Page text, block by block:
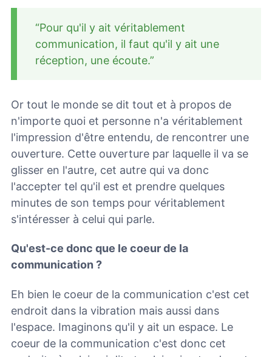
“Pour qu'il y ait véritablement
communication, il faut qu'il y ait une
réception, une écoute.”
Or tout le monde se dit tout et à propos de
n'importe quoi et personne n'a véritablement
l'impression d'être entendu, de rencontrer une
ouverture. Cette ouverture par laquelle il va se
glisser en l'autre, cet autre qui va donc
l'accepter tel qu'il est et prendre quelques
minutes de son temps pour véritablement
s'intéresser à celui qui parle.
Qu'est-ce donc que le coeur de la
communication ?
Eh bien le coeur de la communication c'est cet
endroit dans la vibration mais aussi dans
l'espace. Imaginons qu'il y ait un espace. Le
coeur de la communication c'est donc cet